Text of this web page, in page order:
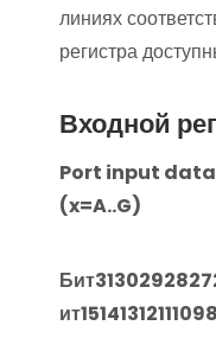
линиях
регистра
Входной
Port input data
(x=A..G)
Бит3130292827
ит15141312111098